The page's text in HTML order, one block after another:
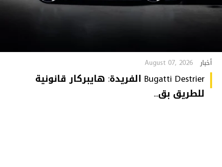
أخبار August 07, 2026
Bugatti Destrier الفريدة: هايبركار قانونية
للطريق بق...